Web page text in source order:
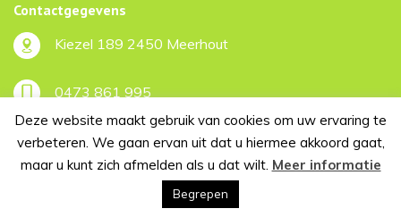
Contactgegevens
Kiezel 189 2450 Meerhout
0473 861 995
pekoconstruct@telenet.be
Copyright 2026 ©Peko Construct
Deze website maakt gebruik van cookies om uw ervaring te
verbeteren. We gaan ervan uit dat u hiermee akkoord gaat,
maar u kunt zich afmelden als u dat wilt. Meer informatie
Begrepen